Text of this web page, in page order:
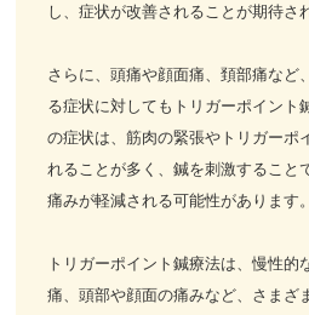
し、症状が改善されることが期待さ
さらに、頭痛や顔面痛、頚部痛など
る症状に対してもトリガーポイント
の症状は、筋肉の緊張やトリガーポ
れることが多く、鍼を刺激すること
痛みが軽減される可能性があります。
トリガーポイント鍼療法は、慢性的
痛、頭部や顔面の痛みなど、さまざ